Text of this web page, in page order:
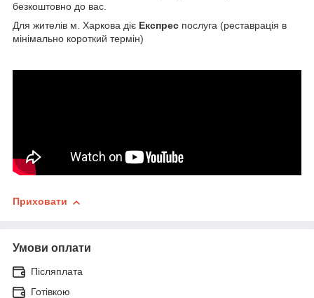
безкоштовно до вас.
Для жителів м. Харкова діє Експрес послуга (реставрація в
мінімально короткий термін)
Приховати
Умови оплати
Післяплата
Готівкою